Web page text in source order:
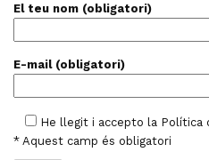
El teu nom (obligatori)
E-mail (obligatori)
He llegit i accepto la Política
* Aquest camp és obligatori